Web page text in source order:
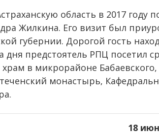
область в 2017 году
Жилкина. Его визит был
губернии. Дорогой гость
дня предстоятель РПЦ посетил
в микрорайоне
монастырь,
18